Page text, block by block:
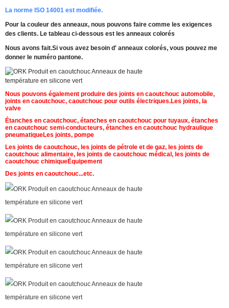
Laisser un message
Nous vous rappellerons bientôt!
La norme ISO 14001 est modifiée.
Pour la couleur des anneaux, nous pouvons faire comme les exigences
des clients. Le tableau ci-dessous est les anneaux colorés
Nous avons fait.Si vous avez besoin d' anneaux colorés, vous pouvez me
donner le numéro pantone.
Nous pouvons également produire des joints en caoutchouc automobile,
joints en caoutchouc, caoutchouc pour outils électriques.Les joints, la
valve
Étanches en caoutchouc, étanches en caoutchouc pour tuyaux, étanches
en caoutchouc semi-conducteurs, étanches en caoutchouc hydraulique
pneumatiqueLes joints, pompe
Les joints de caoutchouc, les joints de pétrole et de gaz, les joints de
caoutchouc alimentaire, les joints de caoutchouc médical, les joints de
caoutchouc chimiqueÉquipement
Des joints en caoutchouc...etc.